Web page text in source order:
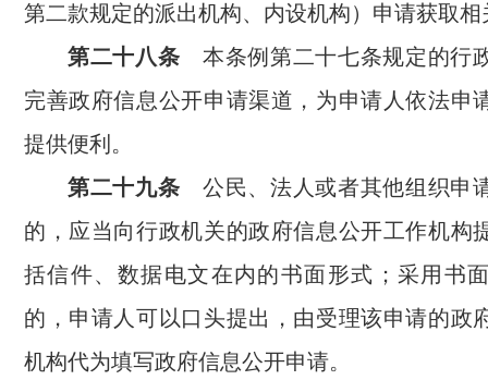
第二款规定的派出机构、内设机构）申请获取
第二十八条 本条例第二十七条规定的行
完善政府信息公开申请渠道，为申请人依法申
提供便利。
第二十九条 公民、法人或者其他组织申
的，应当向行政机关的政府信息公开工作机构
括信件、数据电文在内的书面形式；采用书
的，申请人可以口头提出，由受理该申请的政
机构代为填写政府信息公开申请。